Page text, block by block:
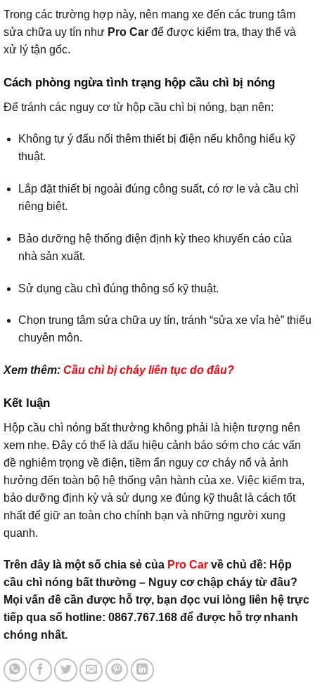
Trong các trường hợp này, nên mang xe đến các trung tâm
sửa chữa uy tín như Pro Car để được kiểm tra, thay thế và
xử lý tận gốc.
Cách phòng ngừa tình trạng hộp cầu chì bị nóng
Để tránh các nguy cơ từ hộp cầu chì bị nóng, bạn nên:
Không tự ý đấu nối thêm thiết bị điện nếu không hiểu kỹ
thuật.
Lắp đặt thiết bị ngoài đúng công suất, có rơ le và cầu chì
riêng biệt.
Bảo dưỡng hệ thống điện định kỳ theo khuyến cáo của
nhà sản xuất.
Sử dụng cầu chì đúng thông số kỹ thuật.
Chọn trung tâm sửa chữa uy tín, tránh “sửa xe vỉa hè” thiếu
chuyên môn.
Xem thêm: Cầu chì bị cháy liên tục do đâu?
Kết luận
Hộp cầu chì nóng bất thường không phải là hiện tượng nên
xem nhẹ. Đây có thể là dấu hiệu cảnh báo sớm cho các vấn
đề nghiêm trọng về điện, tiềm ẩn nguy cơ cháy nổ và ảnh
hưởng đến toàn bộ hệ thống vận hành của xe. Việc kiểm tra,
bảo dưỡng định kỳ và sử dụng xe đúng kỹ thuật là cách tốt
nhất để giữ an toàn cho chính bạn và những người xung
quanh.
Trên đây là một số chia sẻ của Pro Car về chủ đề: Hộp
cầu chì nóng bất thường – Nguy cơ chập cháy từ đâu?
Mọi vấn đề cần được hỗ trợ, bạn đọc vui lòng liên hệ trực
tiếp qua số hotline: 0867.767.168 để được hỗ trợ nhanh
chóng nhất.